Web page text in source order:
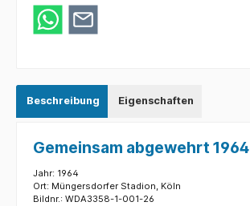
Beschreibung Eigenschaften
Gemeinsam abgewehrt 1964
Jahr: 1964
Ort: Müngersdorfer Stadion, Köln
Bildnr.: WDA3358-1-001-26